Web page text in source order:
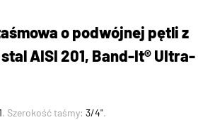
o podwójnej pętli z
AISI 201, Band-It® UItra-
. Szerokość taśmy: 3/4".